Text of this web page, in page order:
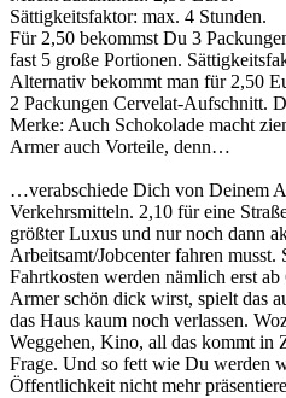
Sättigkeitsfaktor: max. 4 Stunden.
Für 2,50 bekommst Du 3
fast 5 große Portionen.
Alternativ bekommt man für 2,50
2 Packungen Cervelat-Aufschnitt.
Merke: Auch Schokolade macht
Armer auch Vorteile, denn…
…verabschiede Dich von Deinem
Verkehrsmitteln. 2,10 für eine
größter Luxus und nur noch dann
Arbeitsamt/Jobcenter fahren musst.
Fahrtkosten werden nämlich erst
Armer schön dick wirst, spielt das
das Haus kaum noch verlassen.
Weggehen, Kino, all das kommt
Frage. Und so fett wie Du werden
Öffentlichkeit nicht mehr